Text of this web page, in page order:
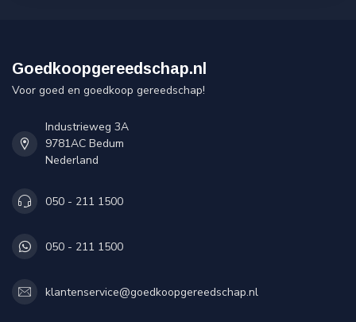
Goedkoopgereedschap.nl
Voor goed en goedkoop gereedschap!
Industrieweg 3A
9781AC Bedum
Nederland
050 - 211 1500
050 - 211 1500
klantenservice@goedkoopgereedschap.nl